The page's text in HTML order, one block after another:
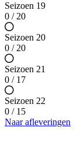
Seizoen 19
0 / 20
Seizoen 20
0 / 20
Seizoen 21
0 / 17
Seizoen 22
0 / 15
Naar afleveringen